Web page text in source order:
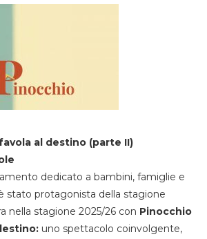
al destino (parte II)
dedicato a bambini, famiglie e
stato protagonista della stagione
nella stagione 2025/26 con Pinocchio
uno spettacolo coinvolgente,